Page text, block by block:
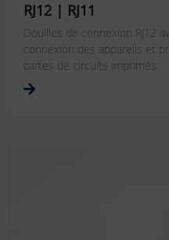
RJ12 | RJ11
Douilles de connexion RJ12
connexion des appareils et
cartes de circuits imprimés.